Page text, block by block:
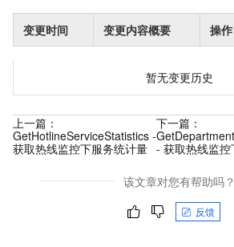
变更时间 变更内容概要 操作
暂无变更历史
上一篇：
GetHotlineServiceStatistics -
获取热线监控下服务统计量
下一篇：
- 获取热线监
该文章对您有帮助吗？
反馈